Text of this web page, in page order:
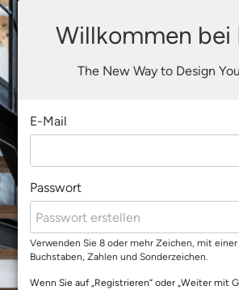
Willkommen bei
The New Way to Design
E-Mail
Passwort
Verwenden Sie 8 oder mehr Zeichen, mit
Buchstaben, Zahlen und Sonderzeichen.
Wenn Sie auf „Registrieren“ oder „Weiter mit